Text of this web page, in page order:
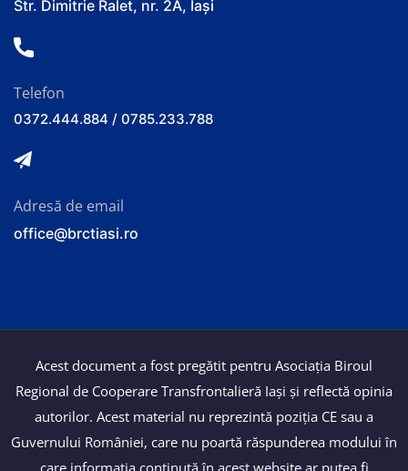
Str. Dimitrie Ralet, nr. 2A, Iași
Telefon
0372.444.884 / 0785.233.788
Adresă de email
office@brctiasi.ro
Acest document a fost pregătit pentru Asociația Biroul
Regional de Cooperare Transfrontalieră Iași și reflectă opinia
autorilor. Acest material nu reprezintă poziția CE sau a
Guvernului României, care nu poartă răspunderea modului în
care informația conținută în acest website ar putea fi